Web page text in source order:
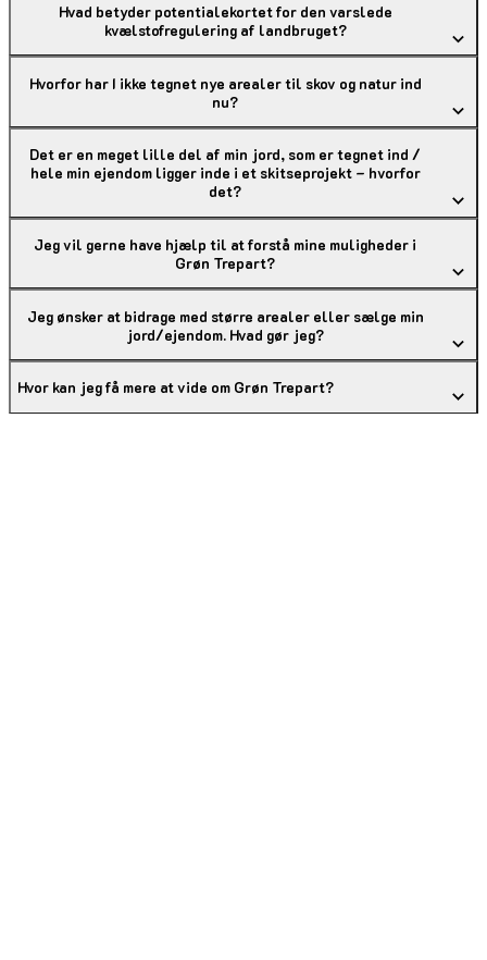
Hvad betyder potentialekortet for den varslede
kvælstofregulering af landbruget?
Hvorfor har I ikke tegnet nye arealer til skov og natur ind
nu?
Det er en meget lille del af min jord, som er tegnet ind /
hele min ejendom ligger inde i et skitseprojekt – hvorfor
det?
Jeg vil gerne have hjælp til at forstå mine muligheder i
Grøn Trepart?
Jeg ønsker at bidrage med større arealer eller sælge min
jord/ejendom. Hvad gør jeg?
Hvor kan jeg få mere at vide om Grøn Trepart?